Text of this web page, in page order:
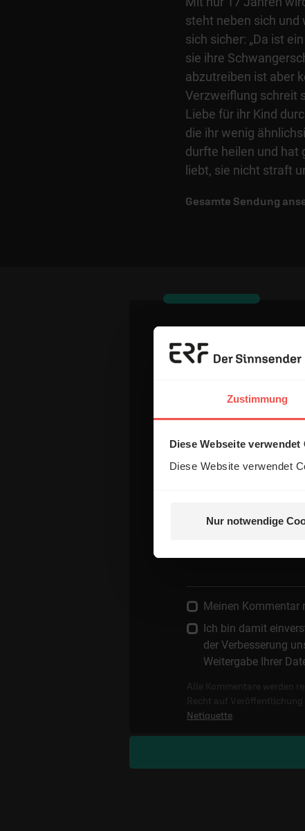
Zustimmung
Diese Webseite verwendet
Diese Website verwendet
Nur notwendige
steht neben sich und
sich sicher: „Da ist
sie ihre
abzutreiben ist aber
Verzweiflung schreit
Liebe für ihr Kind
die ihr wenig
durfte heilen und hat
liebt, sie nicht straft
Gesamte Sendung
Dein
Meinen Kommentar
Ich bin damit
der Verbesserung
Weitergabe Ihrer
Alle Kommentare werden
Recht auf
Netiquette.